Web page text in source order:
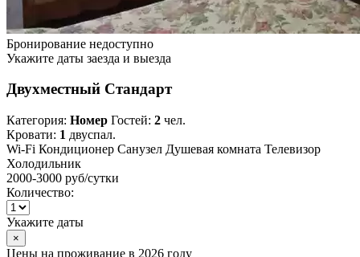
Бронирование недоступно
Укажите даты заезда и выезда
Двухместный Стандарт
Категория: Номер Гостей: 2 чел.
Кровати: 1 двуспал.
Wi-Fi Кондиционер Санузел Душевая комната Телевизор
Холодильник
2000-3000 руб/сутки
Количество:
Укажите даты
×
Цены на проживание в 2026 году